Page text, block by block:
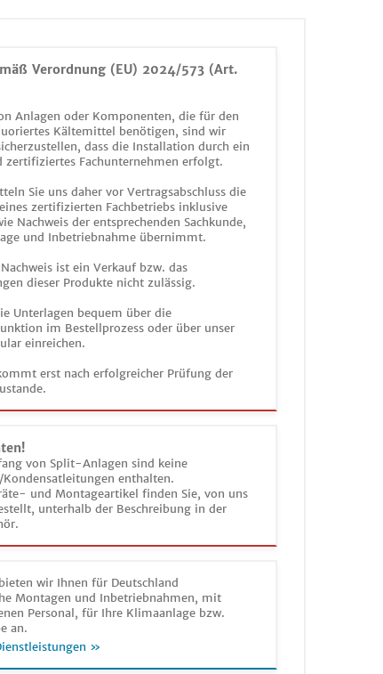
Verordnung (EU) 2024/573 (Art.
Anlagen oder Komponenten, die für den
Kältemittel benötigen, sind wir
dass die Installation durch ein
zertifiziertes Fachunternehmen erfolgt.
Sie uns daher vor Vertragsabschluss die
zertifizierten Fachbetriebs inklusive
Nachweis der entsprechenden Sachkunde,
und Inbetriebnahme übernimmt.
ist ein Verkauf bzw. das
dieser Produkte nicht zulässig.
Unterlagen bequem über die
im Bestellprozess oder über unser
einreichen.
erst nach erfolgreicher Prüfung der
von Split-Anlagen sind keine
enthalten.
und Montageartikel finden Sie, von uns
unterhalb der Beschreibung in der
wir Ihnen für Deutschland
Montagen und Inbetriebnahmen, mit
Personal, für Ihre Klimaanlage bzw.
an.
»